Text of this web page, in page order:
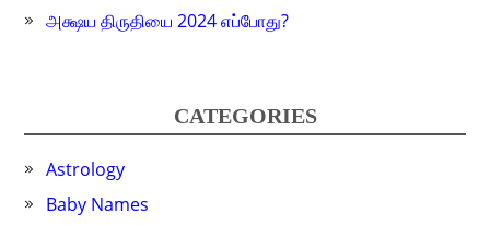
அக்ஷய திருதியை 2024 எப்போது?
CATEGORIES
Astrology
Baby Names